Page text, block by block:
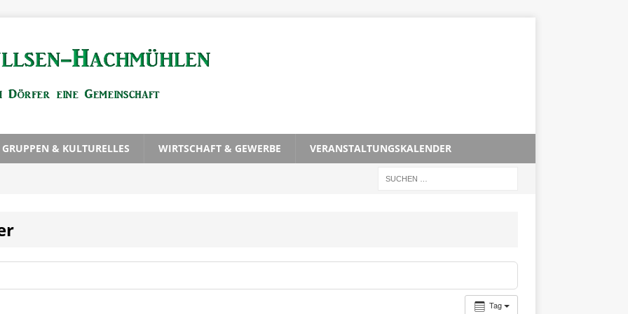
& KULTURELLES WIRTSCHAFT & GEWERBE VERANSTALTUNGSKALENDER
Tag